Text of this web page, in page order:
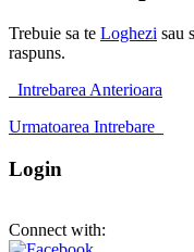
Trebuie sa te Loghezi sau
raspuns.
Intrebarea Anterioara
Urmatoarea Intrebare
Login
Connect with: